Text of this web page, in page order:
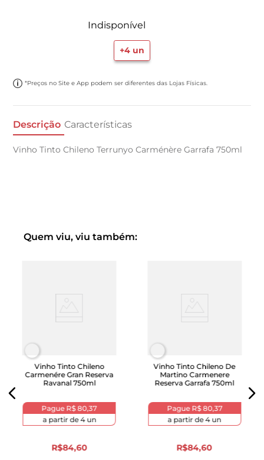
Indisponível
+4 un
*Preços no Site e App podem ser diferentes das Lojas Físicas.
Descrição Características
Vinho Tinto Chileno Terrunyo Carménère Garrafa 750ml
Quem viu, viu também:
Vinho Tinto Chileno
Carmenére Gran Reserva
Ravanal 750ml
Pague R$ 80,37
a partir de4un
R$84,60
Vinho Tinto Chileno De
Martino Carmenere
Reserva Garrafa 750ml
Pague R$ 80,37
a partir de4un
R$84,60